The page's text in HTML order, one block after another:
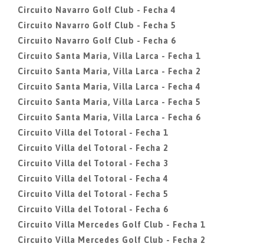
Circuito Navarro Golf Club - Fecha 4
Circuito Navarro Golf Club - Fecha 5
Circuito Navarro Golf Club - Fecha 6
Circuito Santa Maria, Villa Larca - Fecha 1
Circuito Santa Maria, Villa Larca - Fecha 2
Circuito Santa Maria, Villa Larca - Fecha 4
Circuito Santa Maria, Villa Larca - Fecha 5
Circuito Santa Maria, Villa Larca - Fecha 6
Circuito Villa del Totoral - Fecha 1
Circuito Villa del Totoral - Fecha 2
Circuito Villa del Totoral - Fecha 3
Circuito Villa del Totoral - Fecha 4
Circuito Villa del Totoral - Fecha 5
Circuito Villa del Totoral - Fecha 6
Circuito Villa Mercedes Golf Club - Fecha 1
Circuito Villa Mercedes Golf Club - Fecha 2